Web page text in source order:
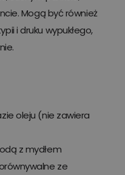
Mogą być również
i druku wypukłego,
oleju (nie zawiera
z mydłem
ze